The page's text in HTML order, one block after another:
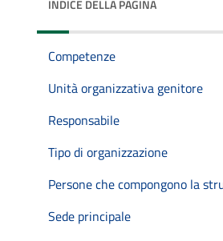
INDICE DELLA PAGINA
Competenze
Unità organizzativa genitore
Responsabile
Tipo di organizzazione
Persone che compongono la
Sede principale